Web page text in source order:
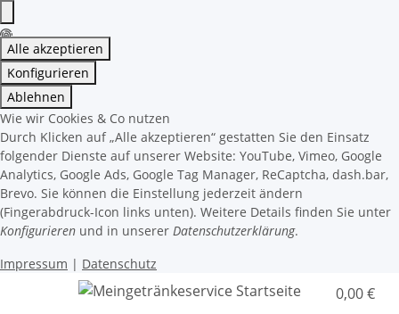
Alle akzeptieren
Konfigurieren
Ablehnen
Wie wir Cookies & Co nutzen
Durch Klicken auf „Alle akzeptieren“ gestatten Sie den Einsatz
folgender Dienste auf unserer Website: YouTube, Vimeo, Google
Analytics, Google Ads, Google Tag Manager, ReCaptcha, dash.bar,
Brevo. Sie können die Einstellung jederzeit ändern
(Fingerabdruck-Icon links unten). Weitere Details finden Sie unter
Konfigurieren und in unserer Datenschutzerklärung.
Impressum | Datenschutz
0,00 €